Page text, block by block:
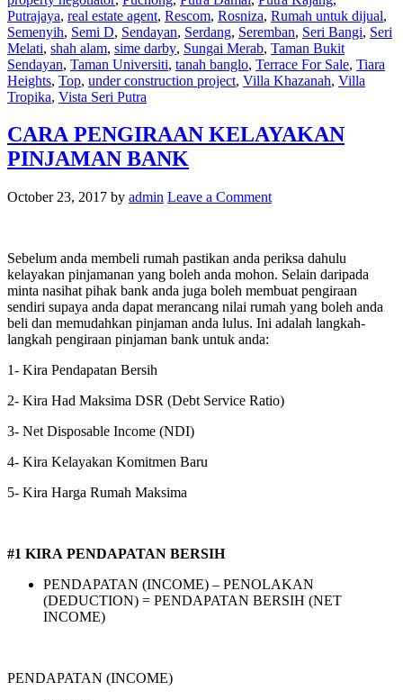
Putrajaya, real estate agent, Rescom, Rosniza, Rumah untuk dijual,
Semenyih, Semi D, Sendayan, Serdang, Seremban, Seri Bangi, Seri
Melati, shah alam, sime darby, Sungai Merab, Taman Bukit
Sendayan, Taman Universiti, tanah banglo, Terrace For Sale, Tiara
Heights, Top, under construction project, Villa Khazanah, Villa
Tropika, Vista Seri Putra
CARA PENGIRAAN KELAYAKAN
PINJAMAN BANK
October 23, 2017 by admin Leave a Comment
Sebelum anda membeli rumah pastikan anda periksa dahulu
kelayakan pinjamanan yang boleh anda mohon. Selain daripada
minta nasihat pihak bank anda juga boleh membuat pengiraan
sendiri supaya anda dapat merancang nilai rumah yang boleh anda
beli dan memudahkan pinjaman anda lulus. Ini adalah langkah-
langkah pengiraan pinjaman bank untuk anda:
1- Kira Pendapatan Bersih
2- Kira Had Maksima DSR (Debt Service Ratio)
3- Net Disposable Income (NDI)
4- Kira Kelayakan Komitmen Baru
5- Kira Harga Rumah Maksima
#1 KIRA PENDAPATAN BERSIH
PENDAPATAN (INCOME) – PENOLAKAN
(DEDUCTION) = PENDAPATAN BERSIH (NET
INCOME)
PENDAPATAN (INCOME)